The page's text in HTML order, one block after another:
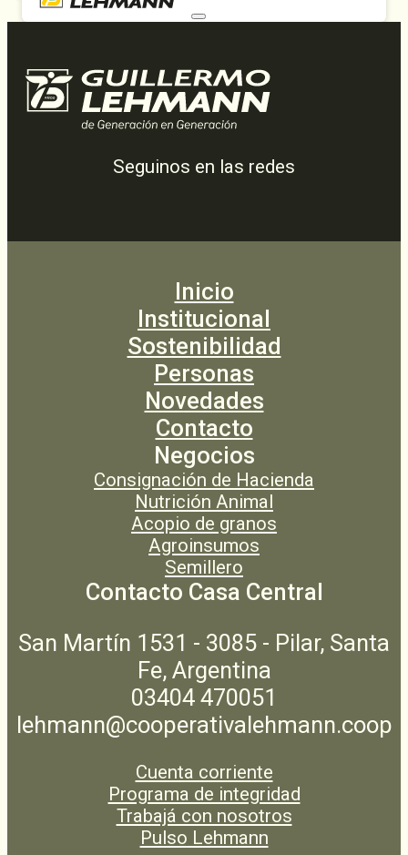
Seguinos en las redes
Inicio
Institucional
Sostenibilidad
Personas
Novedades
Contacto
Negocios
Consignación de Hacienda
Nutrición Animal
Acopio de granos
Agroinsumos
Semillero
Contacto Casa Central
San Martín 1531 - 3085 - Pilar, Santa
Fe, Argentina
03404 470051
lehmann@cooperativalehmann.coop
Cuenta corriente
Programa de integridad
Trabajá con nosotros
Pulso Lehmann